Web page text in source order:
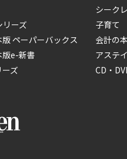
リーズ
ペーパーバックス
版e-新書
ズ
シーク
子育て
会計の本
アステ
CD・